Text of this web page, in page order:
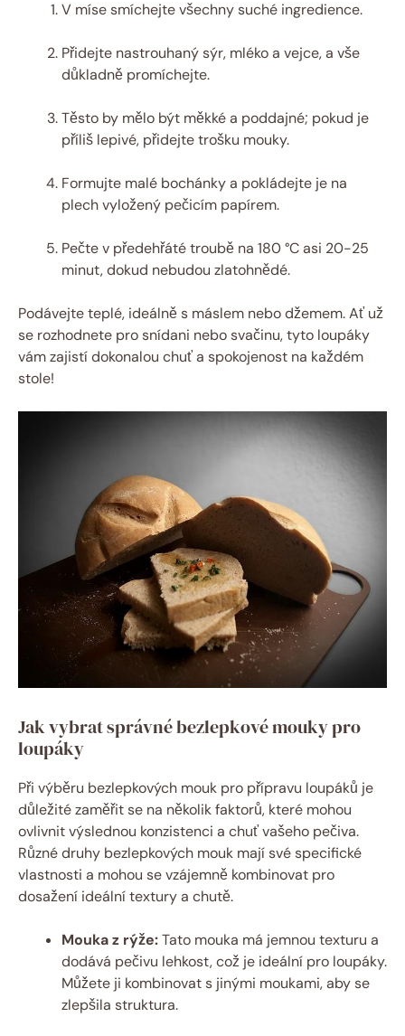
V míse smíchejte všechny suché ingredience.
Přidejte nastrouhaný sýr, mléko a vejce, a vše
důkladně promíchejte.
Těsto by mělo být měkké a poddajné; pokud je
příliš lepivé, přidejte trošku mouky.
Formujte malé bochánky a pokládejte je na
plech vyložený pečicím papírem.
Pečte v předehřáté troubě na 180 °C asi 20-25
minut, dokud nebudou zlatohnědé.
Podávejte teplé, ideálně s máslem nebo džemem. Ať už
se rozhodnete pro snídani nebo svačinu, tyto loupáky
vám zajistí dokonalou chuť a spokojenost na každém
stole!
Jak vybrat správné bezlepkové mouky pro
loupáky
Při výběru bezlepkových mouk pro přípravu loupáků je
důležité zaměřit se na několik faktorů, které mohou
ovlivnit výslednou konzistenci a chuť vašeho pečiva.
Různé druhy bezlepkových mouk mají své specifické
vlastnosti a mohou se vzájemně kombinovat pro
dosažení ideální textury a chutě.
Mouka z rýže:Tato mouka má jemnou texturu a
dodává pečivu lehkost, což je ideální pro loupáky.
Můžete ji kombinovat s jinými moukami, aby se
zlepšila struktura.